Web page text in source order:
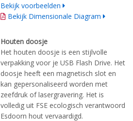
Bekijk voorbeelden
Bekijk Dimensionale Diagram
Houten doosje
Het houten doosje is een stijlvolle
verpakking voor je USB Flash Drive. Het
doosje heeft een magnetisch slot en
kan gepersonaliseerd worden met
zeefdruk of lasergravering. Het is
volledig uit FSE ecologisch verantwoord
Esdoorn hout vervaardigd.